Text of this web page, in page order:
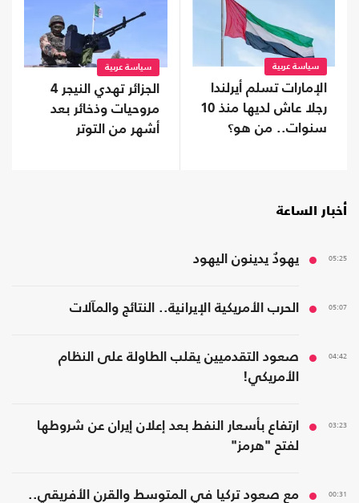
سياسة عربية
الإمارات تسلم أيرلندا
رجلا عاش لديها منذ 10
سنوات.. من هو؟
سياسة عربية
الجزائر تهدي النيجر 4
مروحيات وذخائر بعد
أشهر من التوتر
أخبار الساعة
05:25 يهودٌ يدينون اليهود
05:07 الحرب الأمريكية الإيرانية.. النتائج والمآلات
04:42
صعود التقدميين يقلب الطاولة على النظام
الأمريكي!
03:23
ارتفاع بأسعار النفط بعد إعلان إيران عن شروطها
لفتح "هرمز"
00:31
مع صعود تركيا في المتوسط والقرن الأفريقي..